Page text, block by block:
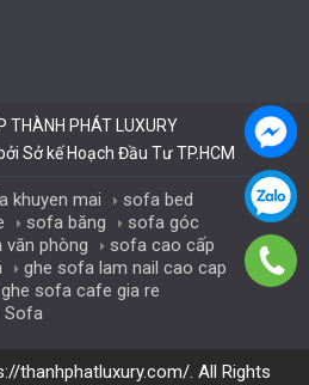
THÀNH PHÁT LUXURY
Sở kế Hoạch Đầu Tư TP.HCM
khuyen mai
sofa bed
sofa băng
sofa góc
văn phòng
sofa cao cấp
ghe sofa lam nail cao cap
ghe sofa cafe gia re
Sofa
thanhphatluxury.com/. All Rights